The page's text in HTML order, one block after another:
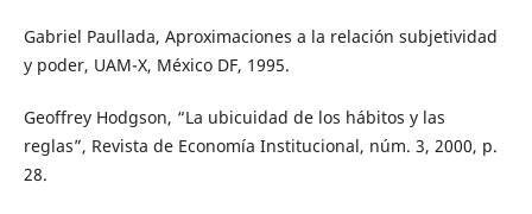
Gabriel Paullada, Aproximaciones a la relación subjetividad
y poder, UAM-X, México DF, 1995.
Geoffrey Hodgson, “La ubicuidad de los hábitos y las
reglas”, Revista de Economía Institucional, núm. 3, 2000, p.
28.